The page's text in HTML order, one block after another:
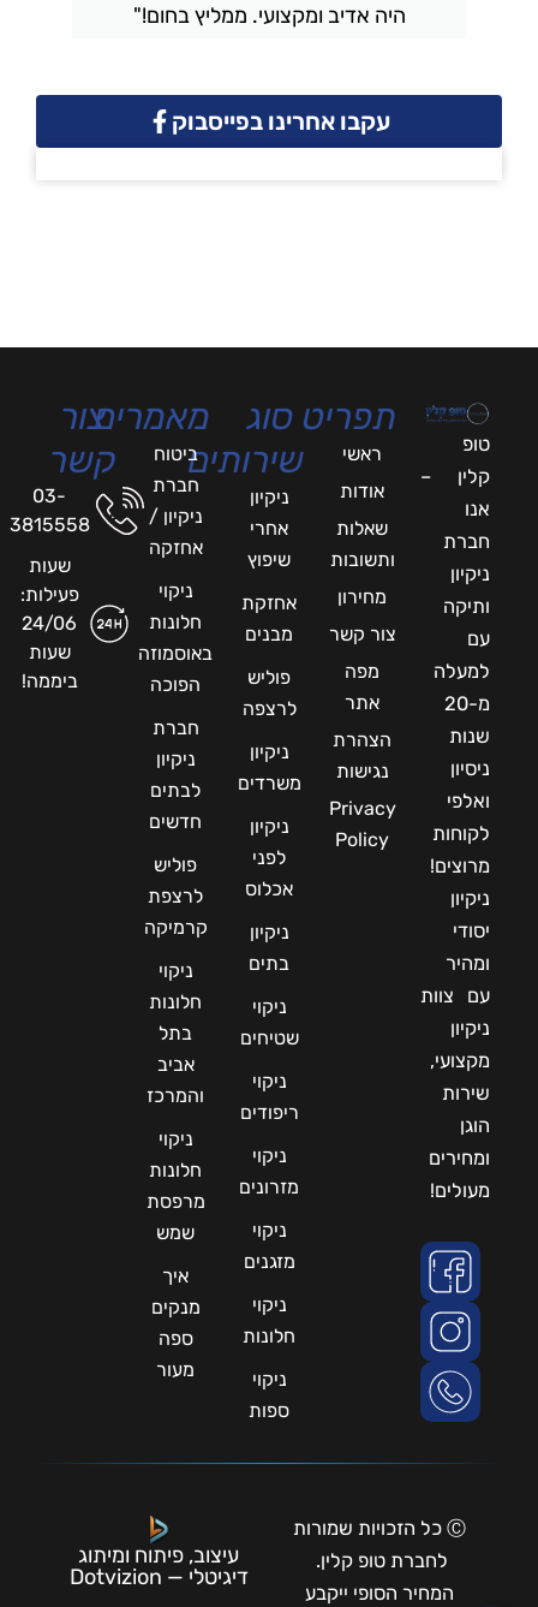
היה אדיב ומקצועי. ממליץ בחום!"
עקבו אחרינו בפייסבוק
טופ
קלין –
אנו
חברת
ניקיון
ותיקה
עם
למעלה
מ-20
שנות
ניסיון
ואלפי
לקוחות
מרוצים!
ניקיון
יסודי
ומהיר
עם צוות
ניקיון
מקצועי,
שירות
הוגן
ומחירים
מעולים!
תפריט
ראשי
אודות
שאלות
ותשובות
מחירון
צור קשר
מפה
אתר
הצהרת
נגישות
Privacy
Policy
סוג
שירותים
ניקיון
אחרי
שיפוץ
אחזקת
מבנים
פוליש
לרצפה
ניקיון
משרדים
ניקיון
לפני
אכלוס
ניקיון
בתים
ניקוי
שטיחים
ניקוי
ריפודים
ניקוי
מזרונים
ניקוי
מזגנים
ניקוי
חלונות
ניקוי
ספות
מאמרים
ביטוח
חברת
ניקיון /
אחזקה
ניקוי
חלונות
באוסמוזה
הפוכה
חברת
ניקיון
לבתים
חדשים
פוליש
לרצפת
קרמיקה
ניקוי
חלונות
בתל
אביב
והמרכז
ניקוי
חלונות
מרפסת
שמש
איך
מנקים
ספה
מעור
צור
קשר
03-
3815558
שעות
פעילות:
24/06
שעות
ביממה!
Ⓒ כל הזכויות שמורות
לחברת טופ קלין.
המחיר הסופי ייקבע
עיצוב, פיתוח ומיתוג
דיגיטלי — Dotvizion